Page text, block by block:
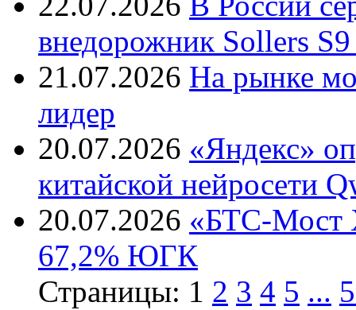
внедорожник Sollers
21.07.2026 На рынке
лидер
20.07.2026 «Яндекс»
китайской нейросети
20.07.2026 «БТС-Мост
67,2% ЮГК
Страницы: 1 2 3 4 5 ...